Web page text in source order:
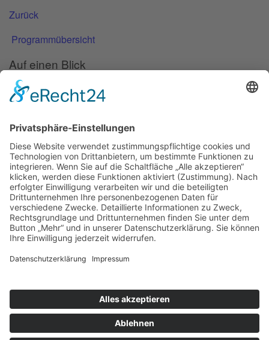
Zurück
Programmübersicht
Auf einen Blick
Forschung
Musikalien-Leihmaterial
Publikationen
Links
Aktuelles
06.02.25
Neuer Telemann-Konferenzbericht erschienen
11.12.24
Prof. Dr. Wolfgang Hirschmann erhält den Georg-Philipp-
Telemann-Preis 2025
Telemann-Zentrum zu Gast in Brüssel
Veranstaltungen
Aktuell sind keine Termine vorhanden.